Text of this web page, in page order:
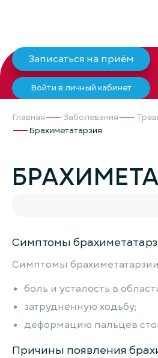
Записаться на приём
Войти в личный кабинет
Главная Заболевания
Брахиметатарзия
Симптомы
Симптомы
боль и усталость в
затрудненную ходьбу;
деформацию пальцев
Причины появления